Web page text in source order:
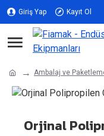
Giriş Yap Kayıt Ol
Ambalaj ve
Orjinal